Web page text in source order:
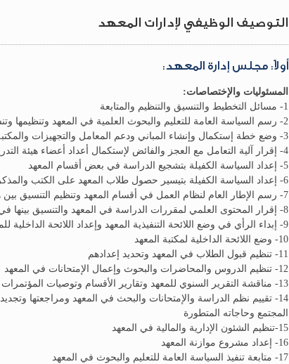
التوصيف الوظيفي لإدارات المعهد
أولاً: مجلس إدارة المعهد:
المسئوليات والإختصاصات:
1- مسائل التخطيط والتنسيق والتنظيم والمتابعة
2- رسم السياسة العامة للتعليم والبحوث العلمية في المعهد وتنظيمها وتنسيقها بين الأقسام المختلفة
3- وضع خطة إستكمال وإنشاء المباني ودعم المعامل والتجهيزات والمكتبة في المعهد
4- إقرار آلية التعامل مع العجز والفائض لإستكمال أعداد أعضاء هيئة التدريس والهيئة المعاونة والإداريين في المعهد
5- إعداد السياسة الكفيلة بتشجيع الدراسة في بعض أقسام المعهد
6- إعداد السياسة الكفيلة بتيسير حصول طلاب المعهد على الكتب والمذكرات الدراسية وبتشجيع التأليف في بعض المواد
7- رسم الإطار العام لنظام العمل في أقسام المعهد وتنظيم التنسيق بين هذه الأقسام
8- إقرار المحتوى العلمي لمقررات الدراسة في المعهد والتنسيق بينها في الأقسام المختلفة
9- إبداء الرأي في وضع اللائحة التنفيذية المعهد وإعداد اللائحة الداخلية للمعهد
10- وضع اللائحة الداخلية لمكتبة المعهد
11- تنظيم قبول الطلاب في المعهد وتحديد إعدادهم
12- تنظيم الدروس والمحاضرات والبحوث وإعمال الإمتحانات في المعهد
13- مناقشة التقرير السنوي للمعهد وتقارير الأقسام وتوصيات المؤتمرات العلمية للمعهد
14- تقييم نظم الدراسة والإمتحانات والبحث في المعهد ومراجعتها
المجتمع وحاجاته المتطورة
15-تنظيم الشئون الإدارية والمالية في المعهد
16- إعداد مشروع موازنة المعهد
17- متابعة تنفيذ السياسة العامة للتعليم والبحوث في المعهد